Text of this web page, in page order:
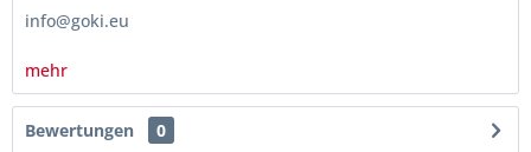
info@goki.eu
mehr
Bewertungen
0